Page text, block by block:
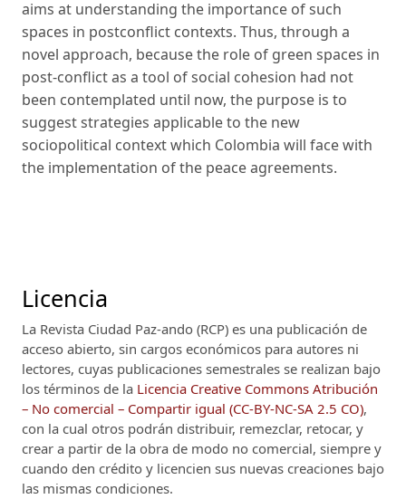
aims at understanding the importance of such
spaces in postconflict contexts. Thus, through a
novel approach, because the role of green spaces in
post-conflict as a tool of social cohesion had not
been contemplated until now, the purpose is to
suggest strategies applicable to the new
sociopolitical context which Colombia will face with
the implementation of the peace agreements.
Licencia
La Revista Ciudad Paz-ando (RCP) es una publicación de
acceso abierto, sin cargos económicos para autores ni
lectores, cuyas publicaciones semestrales se realizan bajo
los términos de la Licencia Creative Commons Atribución
– No comercial – Compartir igual (CC-BY-NC-SA 2.5 CO),
con la cual otros podrán distribuir, remezclar, retocar, y
crear a partir de la obra de modo no comercial, siempre y
cuando den crédito y licencien sus nuevas creaciones bajo
las mismas condiciones.